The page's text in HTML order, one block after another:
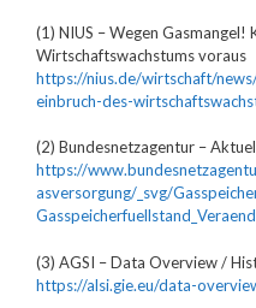
(1) NIUS – Wegen Gasmangel!
Wirtschaftswachstums voraus
https://nius.de/wirtschaft/
einbruch-des-
(2) Bundesnetzagentur –
https://
asversorgung/_svg/
(3) AGSI – Data Overview /
https://alsi.gie.eu/data-